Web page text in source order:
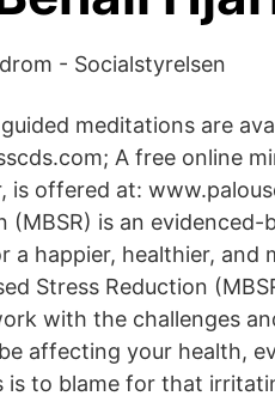
- Socialstyrelsen
meditations are
A free online
is offered at:
(MBSR) is an
a happier, healthier, and
Stress Reduction
with the challenges
affecting your health,
is to blame for that